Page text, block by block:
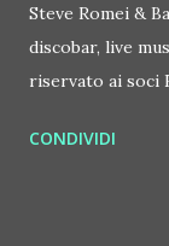
Steve Romei &
discobar, live
riservato ai soci
anni '90 e non
CONDIVIDI